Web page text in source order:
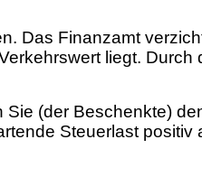
Das Finanzamt
liegt.
(der Beschenkte)
Steuerlast positiv